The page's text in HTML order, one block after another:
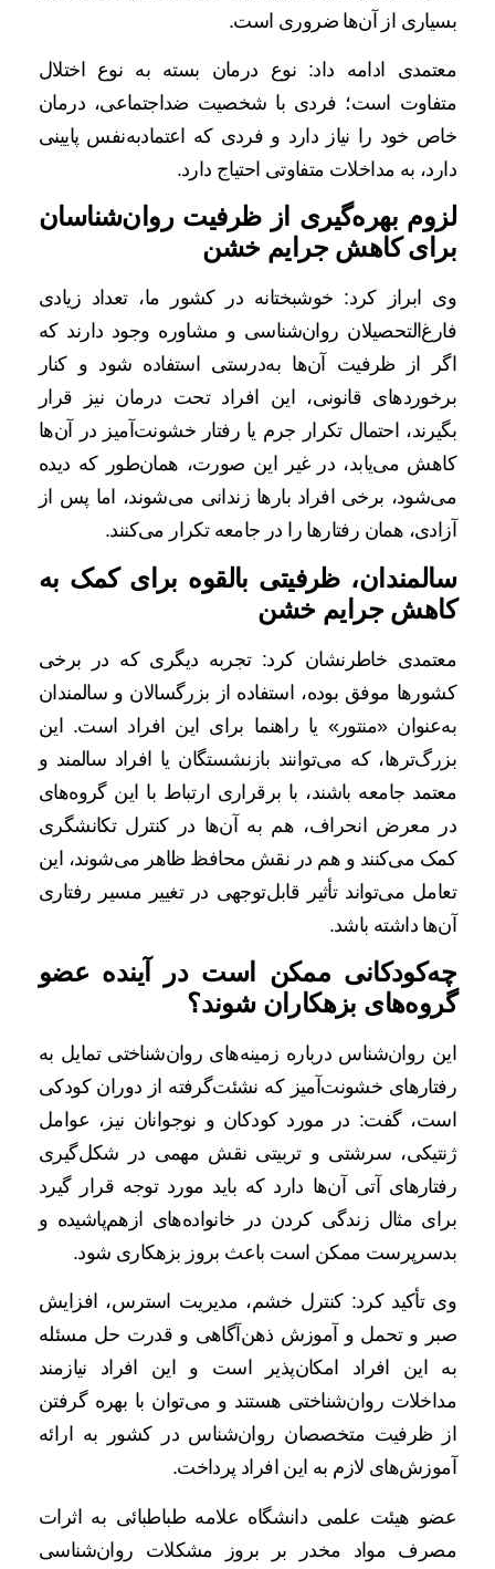
بسیاری از آن‌ها ضروری است.
معتمدی ادامه داد: نوع درمان بسته به نوع اختلال
متفاوت است؛ فردی با شخصیت ضداجتماعی، درمان
خاص خود را نیاز دارد و فردی که اعتمادبه‌نفس پایینی
دارد، به مداخلات متفاوتی احتیاج دارد.
لزوم بهره‌گیری از ظرفیت روان‌شناسان
برای کاهش جرایم خشن
وی ابراز کرد: خوشبختانه در کشور ما، تعداد زیادی
فارغ‌التحصیلان روان‌شناسی و مشاوره وجود دارند که
اگر از ظرفیت آن‌ها به‌درستی استفاده شود و کنار
برخوردهای قانونی، این افراد تحت درمان نیز قرار
بگیرند، احتمال تکرار جرم یا رفتار خشونت‌آمیز در آن‌ها
کاهش می‌یابد، در غیر این صورت، همان‌طور که دیده
می‌شود، برخی افراد بارها زندانی می‌شوند، اما پس از
آزادی، همان رفتارها را در جامعه تکرار می‌کنند.
سالمندان، ظرفیتی بالقوه برای کمک به
کاهش جرایم خشن
معتمدی خاطرنشان کرد: تجربه دیگری که در برخی
کشورها موفق بوده، استفاده از بزرگسالان و سالمندان
به‌عنوان «منتور» یا راهنما برای این افراد است. این
بزرگ‌ترها، که می‌توانند بازنشستگان یا افراد سالمند و
معتمد جامعه باشند، با برقراری ارتباط با این گروه‌های
در معرض انحراف، هم به آن‌ها در کنترل تکانشگری
کمک می‌کنند و هم در نقش محافظ ظاهر می‌شوند، این
تعامل می‌تواند تأثیر قابل‌توجهی در تغییر مسیر رفتاری
آن‌ها داشته باشد.
چه‌کودکانی ممکن است در آینده عضو
گروه‌های بزهکاران شوند؟
این روان‌شناس درباره زمینه‌های روان‌شناختی تمایل به
رفتارهای خشونت‌آمیز که نشئت‌گرفته از دوران کودکی
است، گفت: در مورد کودکان و نوجوانان نیز، عوامل
ژنتیکی، سرشتی و تربیتی نقش مهمی در شکل‌گیری
رفتارهای آتی آن‌ها دارد که باید مورد توجه قرار گیرد
برای مثال زندگی کردن در خانواده‌های ازهم‌پاشیده و
بدسرپرست ممکن است باعث بروز بزهکاری شود.
وی تأکید کرد: کنترل خشم، مدیریت استرس، افزایش
صبر و تحمل و آموزش ذهن‌آگاهی و قدرت حل مسئله
به این افراد امکان‌پذیر است و این افراد نیازمند
مداخلات روان‌شناختی هستند و می‌توان با بهره گرفتن
از ظرفیت متخصصان روان‌شناس در کشور به ارائه
آموزش‌های لازم به این افراد پرداخت.
عضو هیئت علمی دانشگاه علامه طباطبائی به اثرات
مصرف مواد مخدر بر بروز مشکلات روان‌شناسی